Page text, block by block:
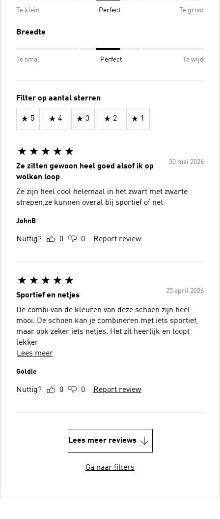
Te klein Perfect Te groot
Breedte
Te smal Perfect Te wijd
Filter op aantal sterren
5 4 3 2 1
30 mei 2026
Ze zitten gewoon heel goed alsof ik op
wolken loop
Ze zijn heel cool helemaal in het zwart met zwarte
strepen,ze kunnen overal bij sportief of net
JohnB
Nuttig? 0 0 Report review
25 april 2026
Sportief en netjes
De combi van de kleuren van deze schoen zijn heel
mooi. De schoen kan je combineren met iets sportief,
maar ook zeker iets netjes. Het zit heerlijk en loopt
lekker
Lees meer
Goldie
Nuttig? 0 0 Report review
Lees meer reviews
Ga naar filters